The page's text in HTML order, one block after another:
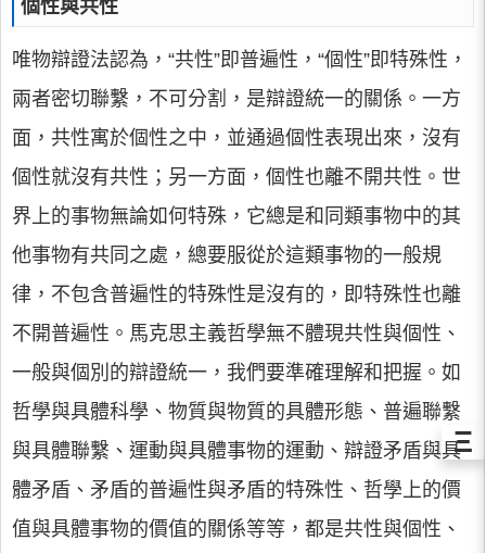
個性與共性
唯物辯證法認為，“共性”即普遍性，“個性”即特殊性，
兩者密切聯繫，不可分割，是辯證統一的關係。一方
面，共性寓於個性之中，並通過個性表現出來，沒有
個性就沒有共性；另一方面，個性也離不開共性。世
界上的事物無論如何特殊，它總是和同類事物中的其
他事物有共同之處，總要服從於這類事物的一般規
律，不包含普遍性的特殊性是沒有的，即特殊性也離
不開普遍性。馬克思主義哲學無不體現共性與個性、
一般與個別的辯證統一，我們要準確理解和把握。如
哲學與具體科學、物質與物質的具體形態、普遍聯繫
與具體聯繫、運動與具體事物的運動、辯證矛盾與具
體矛盾、矛盾的普遍性與矛盾的特殊性、哲學上的價
值與具體事物的價值的關係等等，都是共性與個性、
Ξ